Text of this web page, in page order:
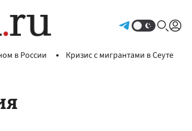
в России Кризис с мигрантами в Сеуте